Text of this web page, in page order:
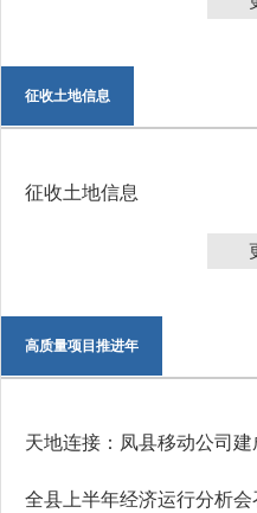
征收土地信息
征收土地信息
高质量项目推进年
全县上半年经济运行分析会